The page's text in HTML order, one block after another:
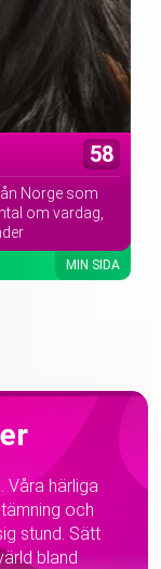
58
Norge som
om vardag,
MIN SIDA
Våra härliga
och
stund. Sätt
bland